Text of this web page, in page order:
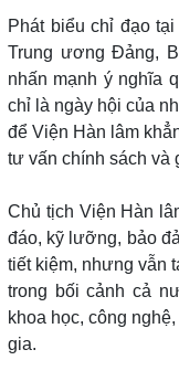
Phát biểu chỉ đạo
Trung ương Đảng,
nhấn mạnh ý nghĩa
chỉ là ngày hội của
để Viện Hàn lâm
tư vấn chính sách và
Chủ tịch Viện Hàn
đáo, kỹ lưỡng, bảo
tiết kiệm, nhưng vẫn
trong bối cảnh cả
khoa học, công
gia.